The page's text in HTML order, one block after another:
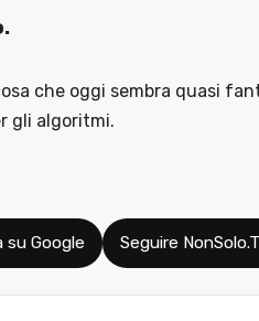
che oggi sembra quasi
gli algoritmi.
Google Seguire